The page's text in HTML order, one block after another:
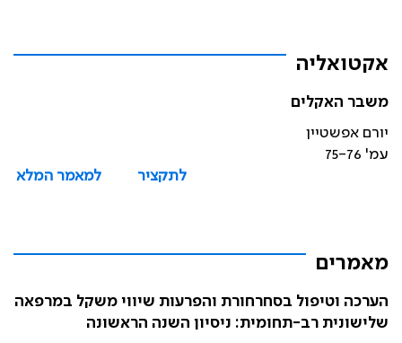
אקטואליה
משבר האקלים
יורם אפשטיין
עמ' 75-76
לתקציר
למאמר המלא
מאמרים
הערכה וטיפול בסחרחורת והפרעות שיווי משקל במרפאה
שלישונית רב-תחומית: ניסיון השנה הראשונה